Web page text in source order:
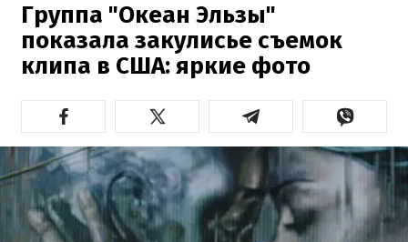
Группа "Океан Эльзы"
показала закулисье съемок
клипа в США: яркие фото